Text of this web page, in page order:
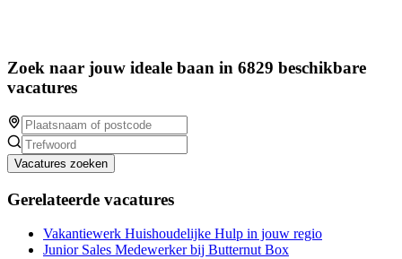
Zoek naar jouw ideale baan in 6829 beschikbare
vacatures
Vacatures zoeken
Gerelateerde vacatures
Vakantiewerk Huishoudelijke Hulp in jouw regio
Junior Sales Medewerker bij Butternut Box